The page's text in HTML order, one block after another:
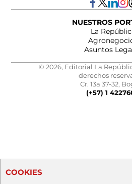
NUESTROS
La
Asuntos
© 2026, Editorial La
derechos
Cr. 13a 37-32,
(+57) 1
COOKIES